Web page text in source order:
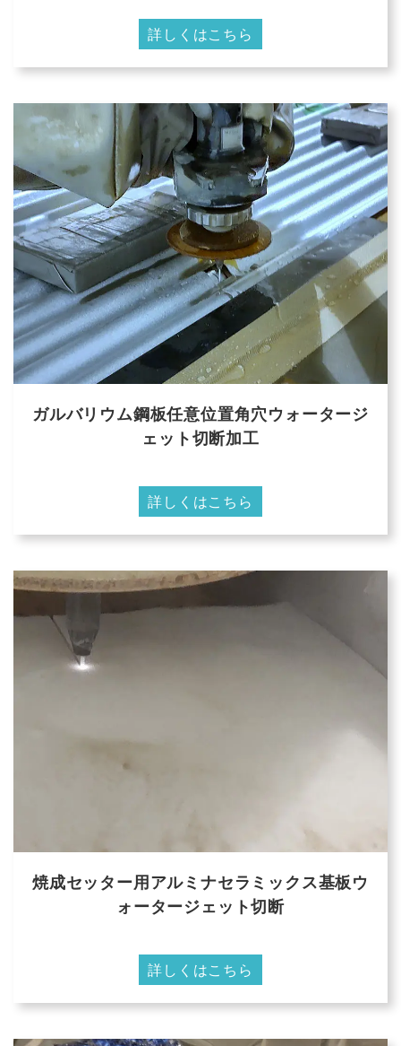
詳しくはこちら
ガルバリウム鋼板任意位置角穴ウォータージ
ェット切断加工
詳しくはこちら
焼成セッター用アルミナセラミックス基板ウ
ォータージェット切断
詳しくはこちら